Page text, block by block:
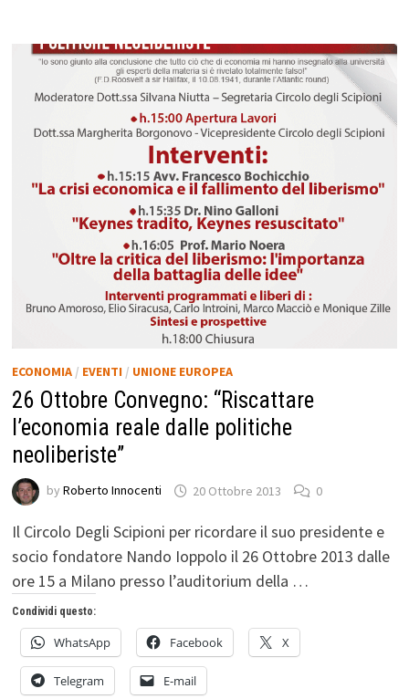
ECONOMIA/ EVENTI / UNIONE EUROPEA
26 Ottobre Convegno: “Riscattare
l’economia reale dalle politiche
neoliberiste”
by Roberto Innocenti 20 Ottobre 2013 0
Il Circolo Degli Scipioni per ricordare il suo presidente e
socio fondatore Nando Ioppolo il 26 Ottobre 2013 dalle
ore 15 a Milano presso l’auditorium della …
Condividi questo:
WhatsApp Facebook X
Telegram E-mail